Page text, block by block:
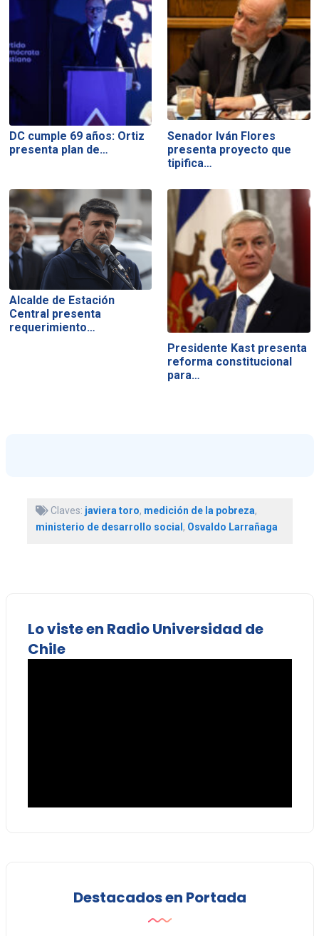
DC cumple 69 años: Ortiz
presenta plan de…
Senador Iván Flores
presenta proyecto que
tipifica…
Alcalde de Estación
Central presenta
requerimiento…
Presidente Kast presenta
reforma constitucional
para…
Claves: javiera toro, medición de la pobreza,
ministerio de desarrollo social, Osvaldo Larrañaga
Lo viste en Radio Universidad de
Chile
Destacados en Portada